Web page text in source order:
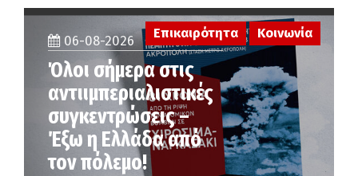
06-08-2026
Όλοι σήμερα στις
αντιιμπεριαλιστικές
συγκεντρώσεις –
Έξω η Ελλάδα από
τον πόλεμο!
Επικαιρότητα Κοινωνία